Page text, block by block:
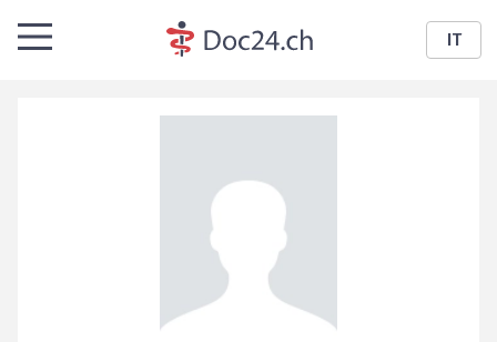
IT